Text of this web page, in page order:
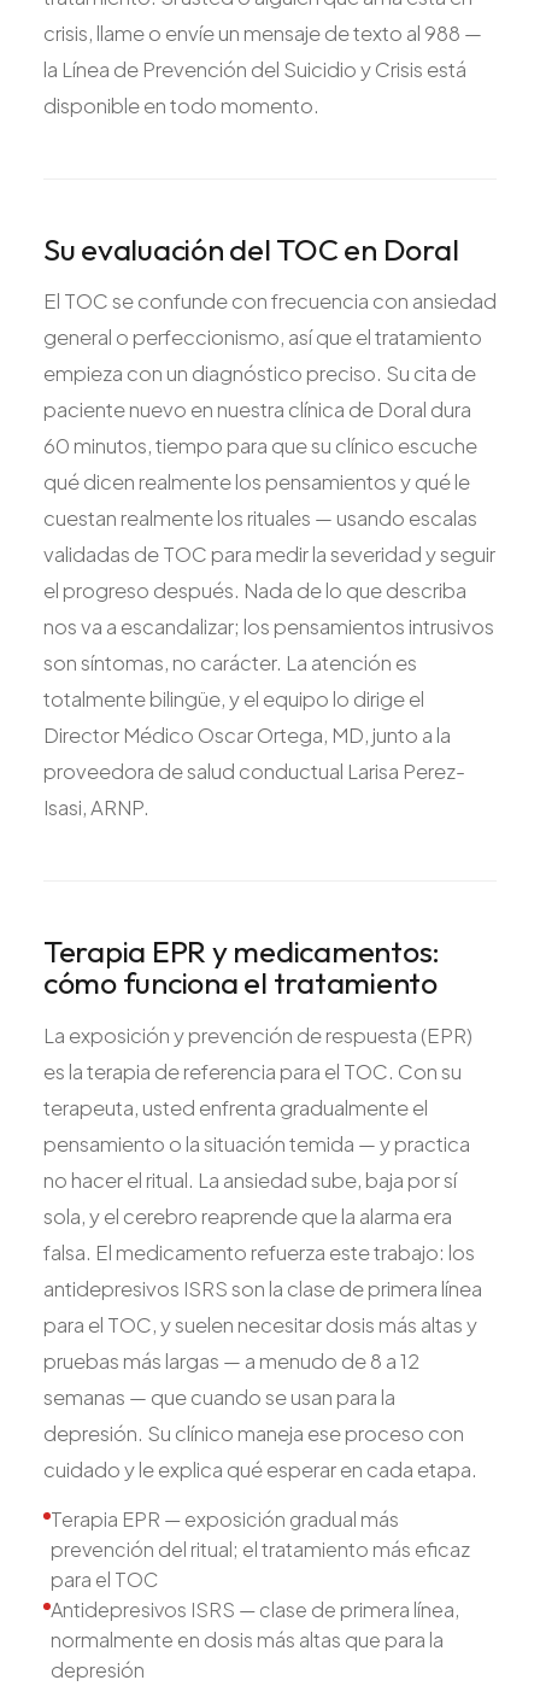
crisis, llame o envíe un mensaje de texto al 988 —
la Línea de Prevención del Suicidio y Crisis está
disponible en todo momento.
Su evaluación del TOC en Doral
El TOC se confunde con frecuencia con ansiedad
general o perfeccionismo, así que el tratamiento
empieza con un diagnóstico preciso. Su cita de
paciente nuevo en nuestra clínica de Doral dura
60 minutos, tiempo para que su clínico escuche
qué dicen realmente los pensamientos y qué le
cuestan realmente los rituales — usando escalas
validadas de TOC para medir la severidad y seguir
el progreso después. Nada de lo que describa
nos va a escandalizar; los pensamientos intrusivos
son síntomas, no carácter. La atención es
totalmente bilingüe, y el equipo lo dirige el
Director Médico Oscar Ortega, MD, junto a la
proveedora de salud conductual Larisa Perez-
Isasi, ARNP.
Terapia EPR y medicamentos:
cómo funciona el tratamiento
La exposición y prevención de respuesta (EPR)
es la terapia de referencia para el TOC. Con su
terapeuta, usted enfrenta gradualmente el
pensamiento o la situación temida — y practica
no hacer el ritual. La ansiedad sube, baja por sí
sola, y el cerebro reaprende que la alarma era
falsa. El medicamento refuerza este trabajo: los
antidepresivos ISRS son la clase de primera línea
para el TOC, y suelen necesitar dosis más altas y
pruebas más largas — a menudo de 8 a 12
semanas — que cuando se usan para la
depresión. Su clínico maneja ese proceso con
cuidado y le explica qué esperar en cada etapa.
Terapia EPR — exposición gradual más
prevención del ritual; el tratamiento más eficaz
para el TOC
Antidepresivos ISRS — clase de primera línea,
normalmente en dosis más altas que para la
depresión